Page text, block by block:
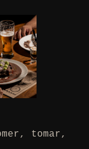
tomar,